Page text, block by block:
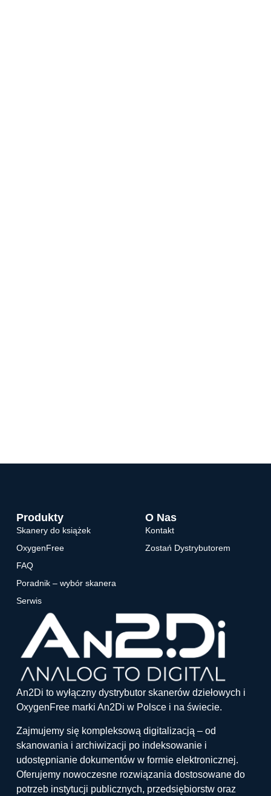
An2Di to wyłączny dystrybutor skanerów dziełowych i
OxygenFree marki An2Di w Polsce i na świecie.
Zajmujemy się kompleksową digitalizacją – od
skanowania i archiwizacji po indeksowanie i
udostępnianie dokumentów w formie elektronicznej.
Oferujemy nowoczesne rozwiązania dostosowane do
potrzeb instytucji publicznych, przedsiębiorstw oraz
Produkty
Skanery do książek
OxygenFree
FAQ
Poradnik – wybór skanera
Serwis
O Nas
Kontakt
Zostań Dystrybutorem